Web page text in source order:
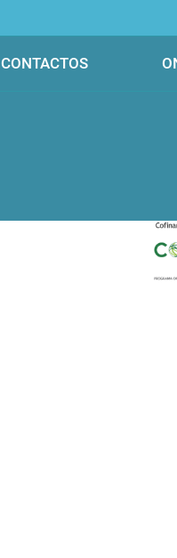
CONTACTOS